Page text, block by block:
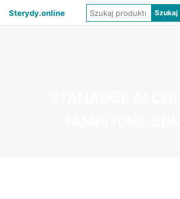
Sterydy.online